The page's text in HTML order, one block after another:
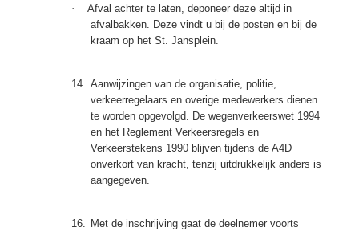
·
Afval achter te laten, deponeer deze altijd in
afvalbakken. Deze vindt u bij de posten en bij de
kraam op het St. Jansplein.
14. Aanwijzingen van de organisatie, politie,
verkeerregelaars en overige medewerkers dienen
te worden opgevolgd. De wegenverkeerswet 1994
en het Reglement Verkeersregels en
Verkeerstekens 1990 blijven tijdens de A4D
onverkort van kracht, tenzij uitdrukkelijk anders is
aangegeven.
16. Met de inschrijving gaat de deelnemer voorts